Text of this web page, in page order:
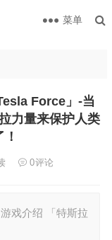
菜单
Force」-当
力量来保护人类
0评论
戏介绍 「特斯拉